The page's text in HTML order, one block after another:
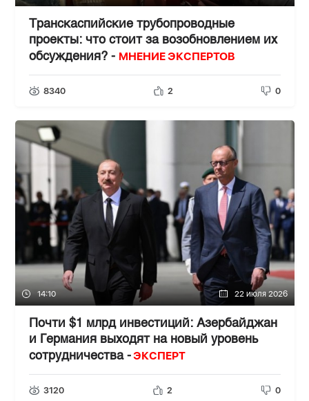
Транскаспийские трубопроводные
проекты: что стоит за возобновлением их
обсуждения? - МНЕНИЕ ЭКСПЕРТОВ
8340 2 0
14:10 22 июля 2026
Почти $1 млрд инвестиций: Азербайджан
и Германия выходят на новый уровень
сотрудничества -ЭКСПЕРТ
3120 2 0